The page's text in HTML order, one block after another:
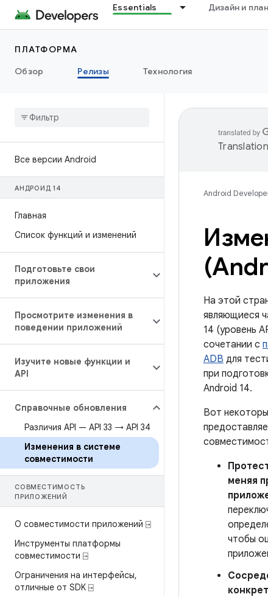
Essentials Дизайн и план
ПЛАТФОРМА
Обзор
Релизы Технология
Все версии Android
АНДРОИД 14
Главная
Список функций и изменений
Подготовьте свои
приложения
Просмотрите изменения в
поведении приложений
Изучите новые функции и
API
Справочные обновления
Различия API — API 33 → API 34
Изменения в системе
совместимости
СОВМЕСТИМОСТЬ
ПРИЛОЖЕНИЙ
О совместимости приложений ⍈
Инструменты платформы
совместимости ⍈
Ограничения на интерфейсы,
отличные от SDK ⍈
Android
На этой
являющиеся
14 (уровень
сочетании с
ADB для
при
Android 14.
Вот
меняя
чтобы